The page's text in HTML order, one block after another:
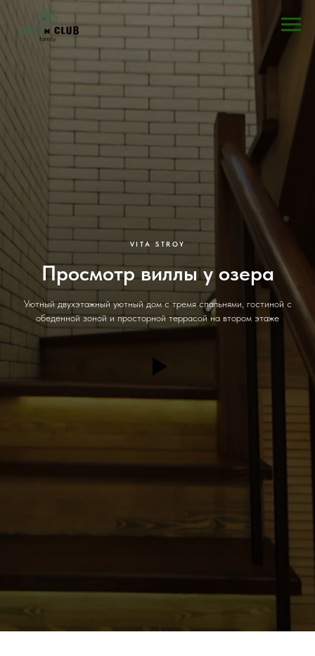
VITA STROY
Просмотр виллы у озера
Уютный двухэтажный уютный дом с тремя спальнями, гостиной с
обеденной зоной и просторной террасой на втором этаже